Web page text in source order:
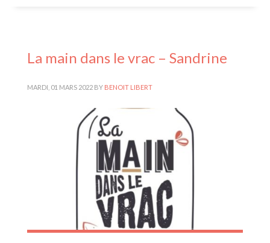
La main dans le vrac – Sandrine
MARDI, 01 MARS 2022 BY BENOIT LIBERT